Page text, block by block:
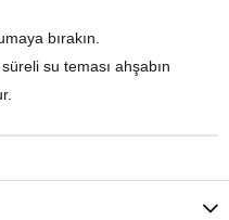
bırakın.
su teması ahşabın